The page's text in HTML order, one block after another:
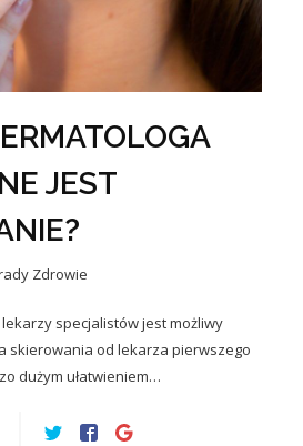
JEST
Zdrowie
specjalistów jest możliwy
skierowania od lekarza pierwszego
dużym ułatwieniem…